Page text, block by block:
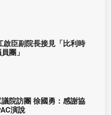
啟臣副院長接見「比利時
團」
院訪團 徐國勇：感謝協
演說